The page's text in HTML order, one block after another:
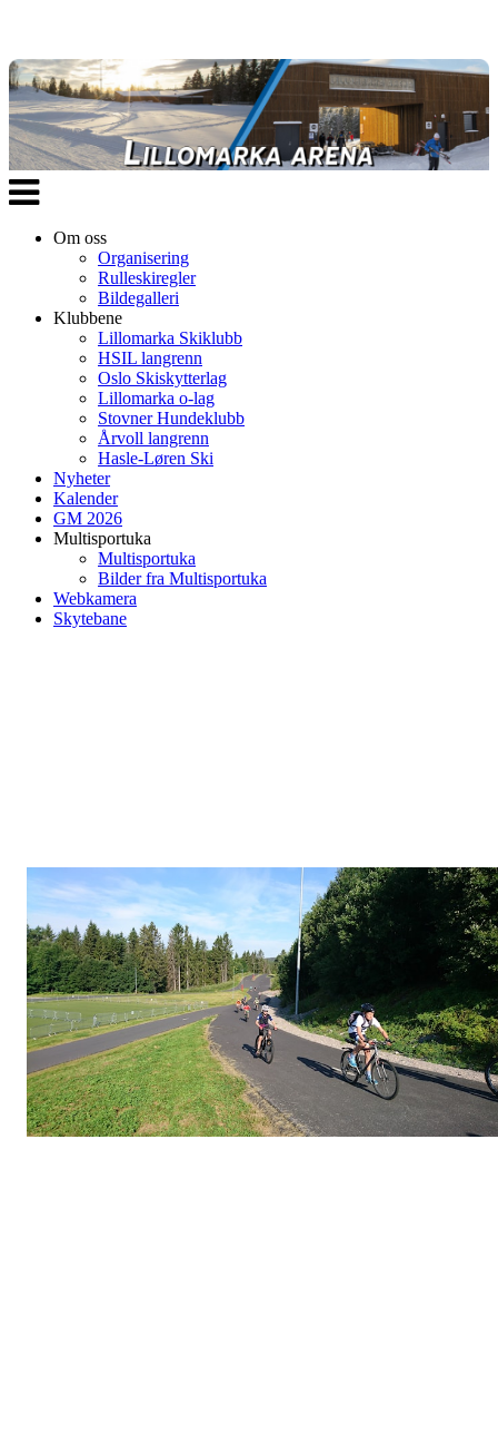
Veksle
navigasjon
Om oss
Organisering
Rulleskiregler
Bildegalleri
Klubbene
Lillomarka Skiklubb
HSIL langrenn
Oslo Skiskytterlag
Lillomarka o-lag
Stovner Hundeklubb
Årvoll langrenn
Hasle-Løren Ski
Nyheter
Kalender
GM 2026
Multisportuka
Multisportuka
Bilder fra Multisportuka
Webkamera
Skytebane